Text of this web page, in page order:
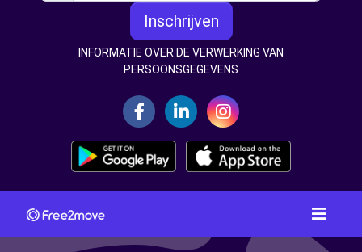
Inschrijven
INFORMATIE OVER DE VERWERKING VAN
PERSOONSGEGEVENS